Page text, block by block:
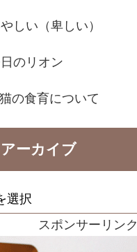
しい（卑しい）
のリオン
の食育について
アーカイブ
スポンサーリンク